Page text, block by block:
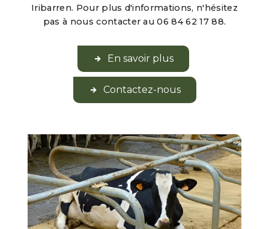
Iribarren. Pour plus d'informations, n'hésitez
pas à nous contacter au 06 84 62 17 88.
En savoir plus
Contactez-nous